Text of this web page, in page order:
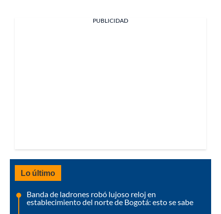
PUBLICIDAD
Lo último
Banda de ladrones robó lujoso reloj en
establecimiento del norte de Bogotá: esto se sabe